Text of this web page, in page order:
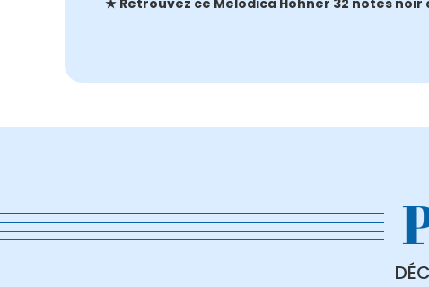
★ Retrouvez ce Melodica Hohner 32 notes noir